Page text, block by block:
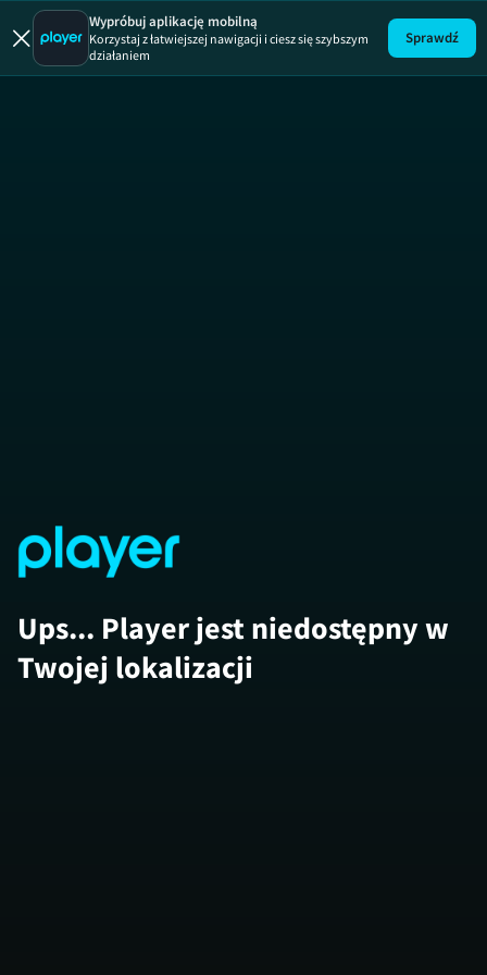
Wypróbuj aplikację mobilną
Korzystaj z łatwiejszej nawigacji i ciesz się szybszym
działaniem
Sprawdź
Ups... Player jest niedostępny w
Twojej lokalizacji